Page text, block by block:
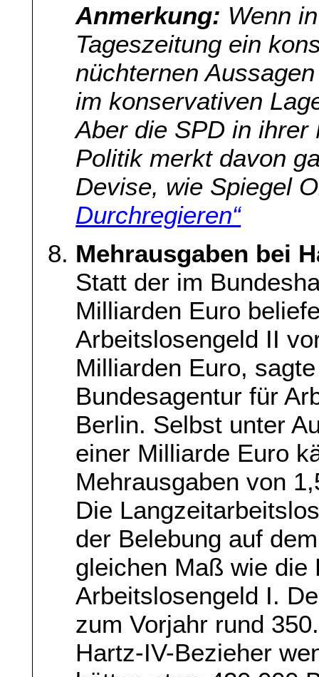
Anmerkung: Wenn
Tageszeitung ein
nüchternen
im konservativen
Aber die SPD in ihrer
Politik merkt davon
Devise, wie Spiegel
Durchregieren“
Mehrausgaben bei
Statt der im
Milliarden Euro
Arbeitslosengeld II
Milliarden Euro,
Bundesagentur für
Berlin. Selbst unter
einer Milliarde Euro
Mehrausgaben von
Die
der Belebung auf
gleichen Maß wie die
Arbeitslosengeld I.
zum Vorjahr rund
Hartz-IV-Bezieher